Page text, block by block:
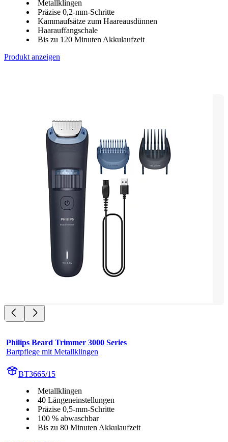
Metallklingen
Präzise 0,2-mm-Schritte
Kammaufsätze zum Haareausdünnen
Haarauffangschale
Bis zu 120 Minuten Akkulaufzeit
Produkt anzeigen
Philips Beard Trimmer 3000 Series
Bartpflege mit Metallklingen
BT3665/15
Metallklingen
40 Längeneinstellungen
Präzise 0,5-mm-Schritte
100 % abwaschbar
Bis zu 80 Minuten Akkulaufzeit